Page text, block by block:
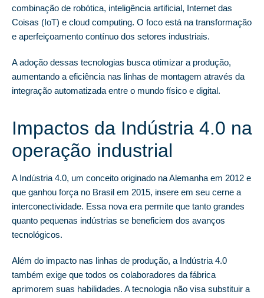
combinação de robótica, inteligência artificial, Internet das
Coisas (IoT) e cloud computing. O foco está na transformação
e aperfeiçoamento contínuo dos setores industriais.
A adoção dessas tecnologias busca otimizar a produção,
aumentando a eficiência nas linhas de montagem através da
integração automatizada entre o mundo físico e digital.
Impactos da Indústria 4.0 na
operação industrial
A Indústria 4.0, um conceito originado na Alemanha em 2012 e
que ganhou força no Brasil em 2015, insere em seu cerne a
interconectividade. Essa nova era permite que tanto grandes
quanto pequenas indústrias se beneficiem dos avanços
tecnológicos.
Além do impacto nas linhas de produção, a Indústria 4.0
também exige que todos os colaboradores da fábrica
aprimorem suas habilidades. A tecnologia não visa substituir a